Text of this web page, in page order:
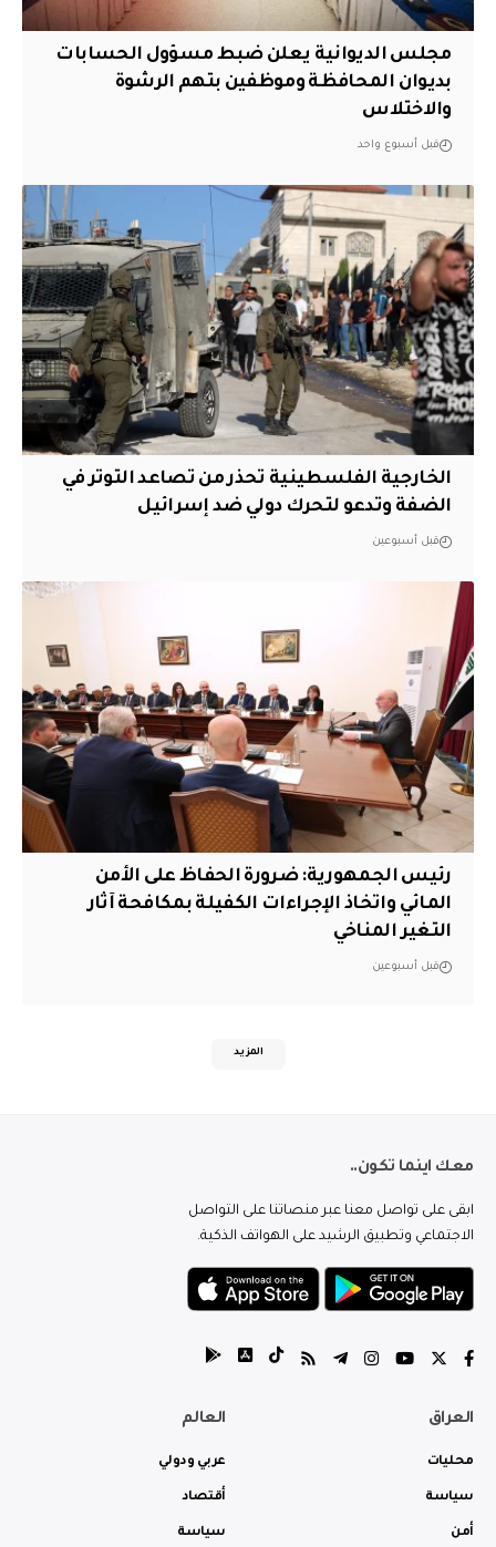
مجلس الديوانية يعلن ضبط مسؤول الحسابات
بديوان المحافظة وموظفين بتهم الرشوة
والاختلاس
قبل أسبوع واحد
الخارجية الفلسطينية تحذر من تصاعد التوتر في
الضفة وتدعو لتحرك دولي ضد إسرائيل
قبل أسبوعين
رئيس الجمهورية: ضرورة الحفاظ على الأمن
المائي واتخاذ الإجراءات الكفيلة بمكافحة آثار
التغير المناخي
قبل أسبوعين
المزيد
معك اينما تكون..
ابقى على تواصل معنا عبر منصاتنا على التواصل
الاجتماعي وتطبيق الرشيد على الهواتف الذكية.
العراق
محليات
سياسة
أمن
العالم
عربي ودولي
أقتصاد
سياسة